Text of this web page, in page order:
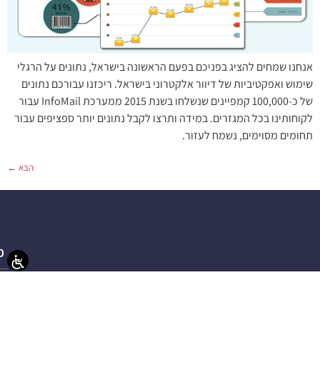
אנחנו שמחים להציג בפניכם בפעם הראשונה בישראל, נתונים על הרגלי
שימוש ואפקטיביות של דיוור אלקטרוני בישראל. ריכזנו עבורכם נתונים
של כ-100,000 קמפיינים שנשלחו בשנת 2015 ממערכת InfoMail עבור
לקוחותינו בכל המגזרים. במידה ותרצו לקבל נתונים יותר ספציפים עבור
תחומים מסוימים, נשמח לעזור.
הבא ←